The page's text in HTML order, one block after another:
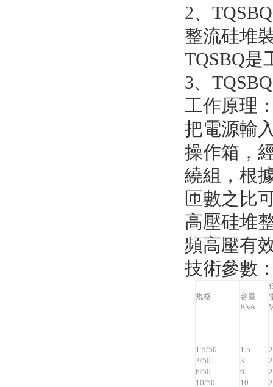
2、
整流硅堆
TQSBQ是
3、
工作原理
把電源輸
操作箱，
繞組，根
匝數之比
高壓硅堆
頻高壓有
技術參數
規格
容量
KVA
1.5/50 1.5
3/50
3
6/50
6
10/50
10